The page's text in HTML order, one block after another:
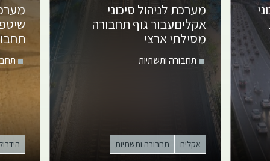
מערכת לניהול סיכוני
אקליםעבור גוף תחבורה
מסילתי ארצי
תחבורה ותשתיות
אקלים תחבורה ותשתיות